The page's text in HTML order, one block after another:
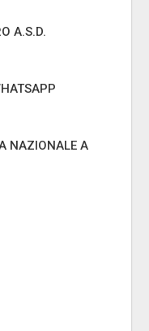
A.S.D.
NAZIONALE A